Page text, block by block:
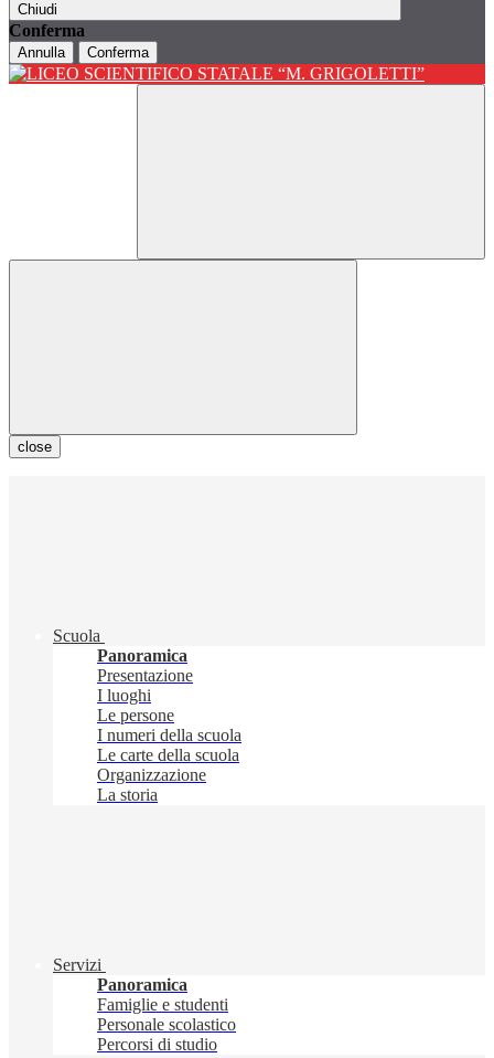
Chiudi
Conferma
Annulla Conferma
close
Scuola
Panoramica
Presentazione
I luoghi
Le persone
I numeri della scuola
Le carte della scuola
Organizzazione
La storia
Servizi
Panoramica
Famiglie e studenti
Personale scolastico
Percorsi di studio